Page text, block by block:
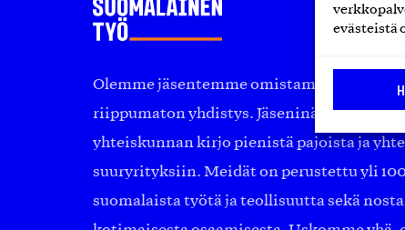
evästeistä
Olemme jäsentemme omistama
riippumaton yhdistys. Jäseninämme on
yhteiskunnan kirjo pienistä pajoista ja
suuryrityksiin. Meidät on perustettu yli
suomalaista työtä ja teollisuutta sekä